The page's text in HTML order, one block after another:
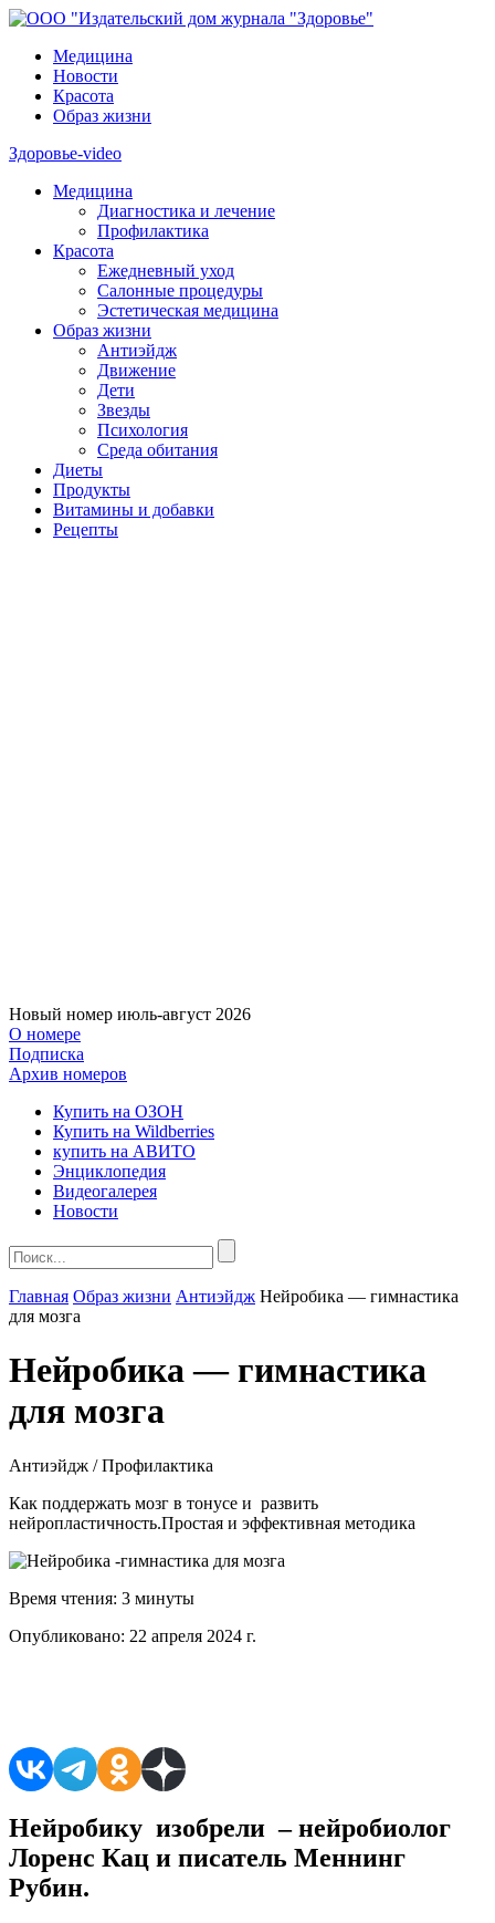
Медицина
Новости
Красота
Образ жизни
Здоровье-video
Медицина
Диагностика и лечение
Профилактика
Красота
Ежедневный уход
Салонные процедуры
Эстетическая медицина
Образ жизни
Антиэйдж
Движение
Дети
Звезды
Психология
Среда обитания
Диеты
Продукты
Витамины и добавки
Рецепты
Новый номер июль-август 2026
О номере
Подписка
Архив номеров
Купить на ОЗОН
Купить на Wildberries
купить на АВИТО
Энциклопедия
Видеогалерея
Новости
Главная Образ жизни Антиэйдж Нейробика — гимнастика
для мозга
Нейробика — гимнастика
для мозга
Антиэйдж / Профилактика
Как поддержать мозг в тонусе и развить
нейропластичность.Простая и эффективная методика
Время чтения: 3 минуты
Опубликовано: 22 апреля 2024 г.
Нейробику изобрели – нейробиолог
Лоренс Кац и писатель Меннинг
Рубин.